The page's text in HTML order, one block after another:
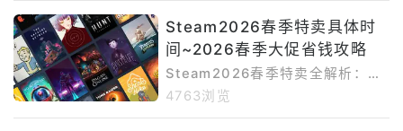
以直接下载SteamMobile3.10.
9；OurPlay页
够稳定，容易出现加载慢、下载中
断或页面无法打开的情况。其次是
谷歌环境依赖，部分安卓手机若缺
少GooglePlay服务，可能无法通
过谷歌商店正常下载安装或更新。
Steam2026春季特卖具体时
间~2026春季大促省钱攻略
Steam2026春季特卖全解析：3
月19日开启史低狂欢Steam2026
4763浏览